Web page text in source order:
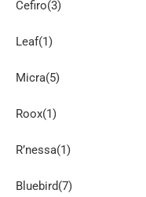
Cefiro(3)
Leaf(1)
Micra(5)
Roox(1)
R’nessa(1)
Bluebird(7)